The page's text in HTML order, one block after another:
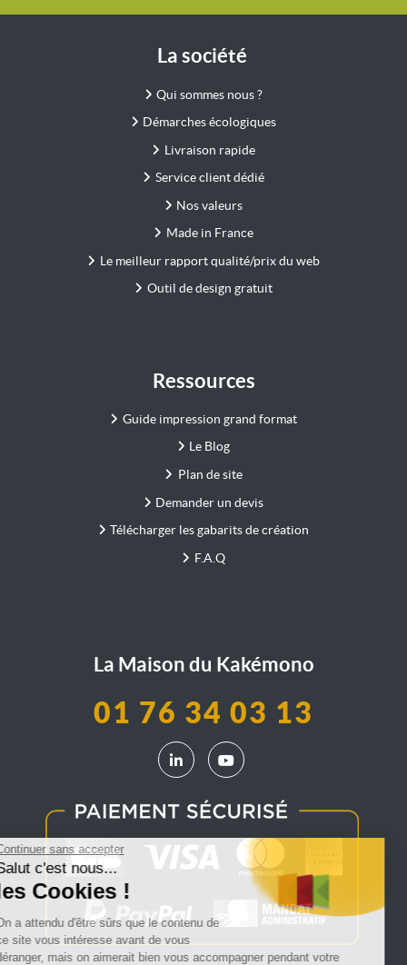
Continuer sans accepter
Salut c'est nous...
les Cookies !
On a attendu d'être sûrs que le contenu de
ce site vous intéresse avant de vous
déranger, mais on aimerait bien vous accompagner pendant votre
La société
Qui sommes nous ?
Démarches écologiques
Livraison rapide
Service client dédié
Nos valeurs
Made in France
Le meilleur rapport qualité/prix du web
Outil de design gratuit
Ressources
Guide impression grand format
Le Blog
Plan de site
Demander un devis
Télécharger les gabarits de création
F.A.Q
La Maison du Kakémono
01 76 34 03 13
LinkedIn La Maison du Kakémono